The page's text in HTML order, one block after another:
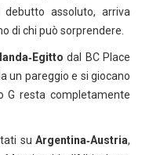
debutto assoluto, arriva
di chi può sorprendere.
dal BC Place
un pareggio e si giocano
G resta completamente
su Argentina‑Austria,